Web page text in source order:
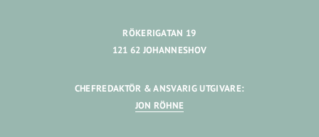
RÖKERIGATAN 19
121 62 JOHANNESHOV
CHEFREDAKTÖR & ANSVARIG UTGIVARE:
JON RÖHNE